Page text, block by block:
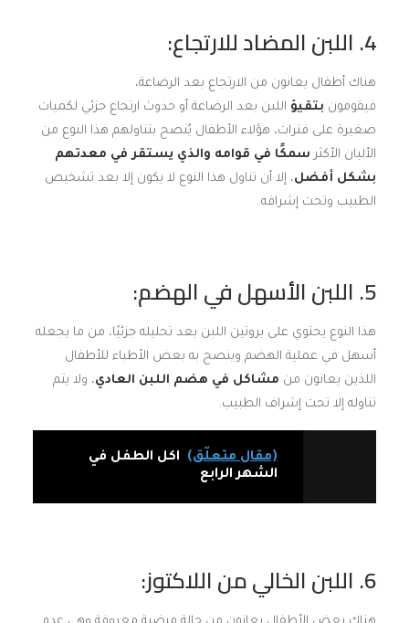
4. اللبن المضاد للارتجاع:
هناك أطفال يعانون من الارتجاع بعد الرضاعة،
فيقومون بتقيؤ اللبن بعد الرضاعة أو حدوث ارتجاع جزئي لكميات
صغيرة على فترات، هؤلاء الأطفال يُنصح بتناولهم هذا النوع من
الألبان الأكثر سمكًا في قوامه والذي يستقر في معدتهم
بشكل أفضل، إلا أن تناول هذا النوع لا يكون إلا بعد تشخيص
الطبيب وتحت إشرافه.
5. اللبن الأسهل في الهضم:
هذا النوع يحتوي على بروتين اللبن بعد تحليله جزئيًا، من ما يجعله
أسهل في عملية الهضم وينصح به بعض الأطباء للأطفال
اللذين يعانون من مشاكل في هضم اللبن العادي، ولا يتم
تناوله إلا تحت إشراف الطبيب.
(مقال متعلّق)
اكل الطفل في
الشهر الرابع
6. اللبن الخالي من اللاكتوز: